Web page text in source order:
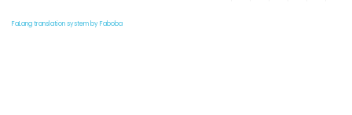
FaLang translation system by Faboba